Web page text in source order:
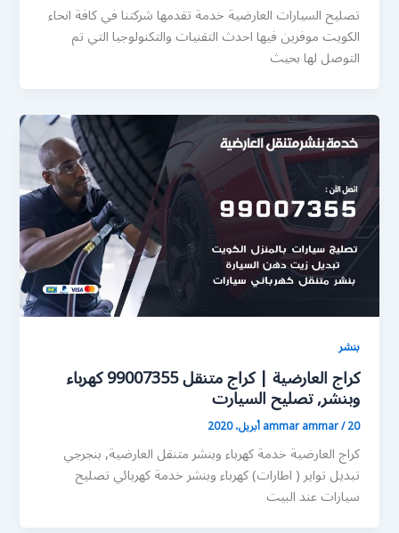
تصليح السيارات العارضية خدمة تقدمها شركتنا في كافة انحاء
الكويت موفرين فيها احدث التقنيات والتكنولوجيا التي تم
التوصل لها بحيث
بنشر
كراج العارضية | كراج متنقل 99007355 كهرباء
وبنشر, تصليح السيارت
ammar ammar/20 أبريل، 2020
كراج العارضية خدمة كهرباء وبنشر متنقل العارضية, بنجرجي
تبديل تواير ( اطارات) كهرباء وبنشر خدمة كهربائي تصليح
سيارات عند البيت